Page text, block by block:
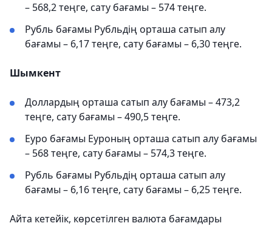
– 568,2 теңге, сату бағамы – 574 теңге.
Рубль бағамы Рубльдің орташа сатып алу
бағамы – 6,17 теңге, сату бағамы – 6,30 теңге.
Шымкент
Доллардың орташа сатып алу бағамы – 473,2
теңге, сату бағамы – 490,5 теңге.
Еуро бағамы Еуроның орташа сатып алу бағамы
– 568 теңге, сату бағамы – 574,3 теңге.
Рубль бағамы Рубльдің орташа сатып алу
бағамы – 6,16 теңге, сату бағамы – 6,25 теңге.
Айта кетейік, көрсетілген валюта бағамдары